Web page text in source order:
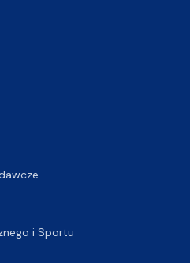
i Sportu